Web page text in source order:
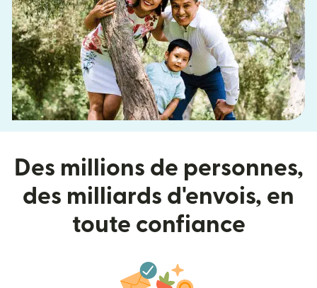
Des millions de personnes,
des milliards d'envois, en
toute confiance